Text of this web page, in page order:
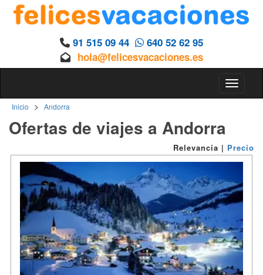
91 515 09 44
640 52 62 95
hola@felicesvacaciones.es
Toggle
Inicio > Andorra
Ofertas de viajes a Andorra
Relevancia | Precio